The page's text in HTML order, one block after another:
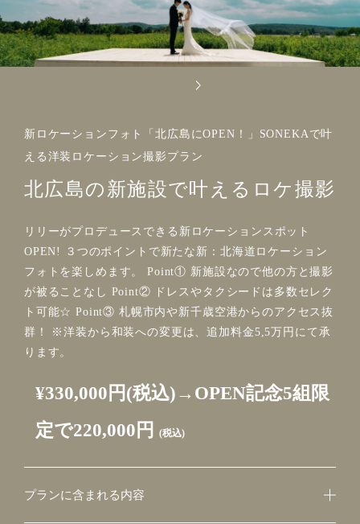
新ロケーションフォト「北広島にOPEN！」SONEKAで叶
える洋装ロケーション撮影プラン
北広島の新施設で叶えるロケ撮影
リリーがプロデュースできる新ロケーションスポット
OPEN! ３つのポイントで新たな新：北海道ロケーション
フォトを楽しめます。 Point① 新施設なので他の方と撮影
が被ることなし Point② ドレスやタクシードは多数セレク
ト可能☆ Point③ 札幌市内や新千歳空港からのアクセス抜
群！ ※洋装から和装への変更は、追加料金5,5万円にて承
ります。
¥330,000円(税込)→OPEN記念5組限
定で220,000円
(税込)
プランに含まれる内容